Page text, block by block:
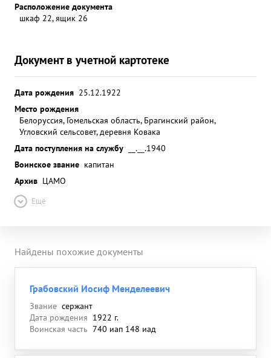
Расположение документа
шкаф 22, ящик 26
Документ в учетной картотеке
Дата рождения 25.12.1922
Место рождения
Белоруссия, Гомельская область, Брагинский район,
Угловский сельсовет, деревня Ковака
Дата поступления на службу
__.__.1940
Воинское звание капитан
Архив ЦАМО
Ещё
Найдены похожие документы
Грабовский Иосиф Менделеевич
Звание сержант
Дата рождения 1922 г.
Воинская часть 740 иап 148 иад